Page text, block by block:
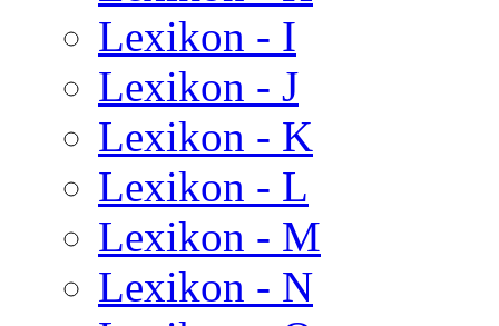
Lexikon - I
Lexikon - J
Lexikon - K
Lexikon - L
Lexikon - M
Lexikon - N